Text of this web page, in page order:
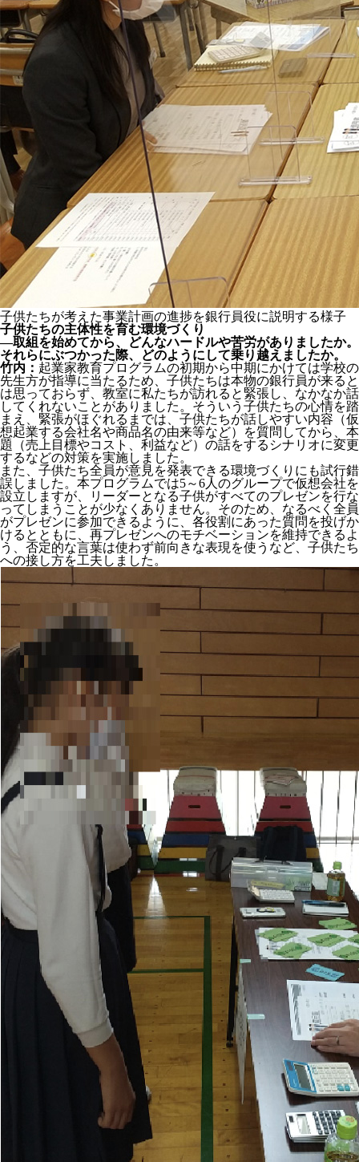
子供たちが考えた事業計画の進捗を銀行員役に説明する様子
子供たちの主体性を育む環境づくり
―取組を始めてから、どんなハードルや苦労がありましたか。
それらにぶつかった際、どのようにして乗り越えましたか。
竹内： 起業家教育プログラムの初期から中期にかけては学校の
先生方が指導に当たるため、子供たちは本物の銀行員が来ると
は思っておらず、教室に私たちが訪れると緊張し、なかなか話
してくれないことがありました。そういう子供たちの心情を踏
まえ、緊張がほぐれるまでは、子供たちが話しやすい内容（仮
想起業する会社名や商品名の由来等など）を質問してから、本
題（売上目標やコスト、利益など）の話をするシナリオに変更
するなどの対策を実施しました。
また、子供たち全員が意見を発表できる環境づくりにも試行錯
誤しました。本プログラムでは5～6人のグループで仮想会社を
設立しますが、リーダーとなる子供がすべてのプレゼンを行な
ってしまうことが少なくありません。そのため、なるべく全員
がプレゼンに参加できるように、各役割にあった質問を投げか
けるとともに、再プレゼンへのモチベーションを維持できるよ
う、否定的な言葉は使わず前向きな表現を使うなど、子供たち
への接し方を工夫しました。